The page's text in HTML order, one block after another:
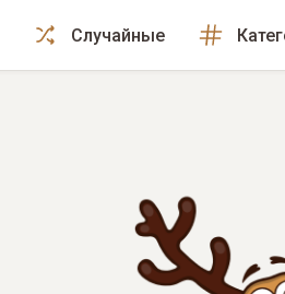
Случайные